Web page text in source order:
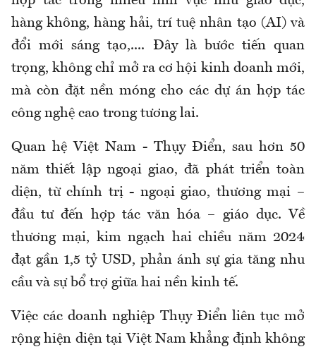
hàng không, hàng hải, trí tuệ nhân tạo (AI) và
đổi mới sáng tạo,.... Đây là bước tiến quan
trọng, không chỉ mở ra cơ hội kinh doanh mới,
mà còn đặt nền móng cho các dự án hợp tác
công nghệ cao trong tương lai.
Quan hệ Việt Nam - Thụy Điển, sau hơn 50
năm thiết lập ngoại giao, đã phát triển toàn
diện, từ chính trị - ngoại giao, thương mại –
đầu tư đến hợp tác văn hóa – giáo dục. Về
thương mại, kim ngạch hai chiều năm 2024
đạt gần 1,5 tỷ USD, phản ánh sự gia tăng nhu
cầu và sự bổ trợ giữa hai nền kinh tế.
Việc các doanh nghiệp Thụy Điển liên tục mở
rộng hiện diện tại Việt Nam khẳng định không